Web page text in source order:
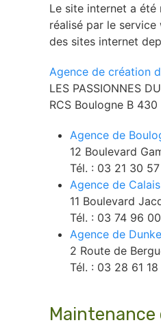
Le site internet a
réalisé par le
des sites internet
Agence de création
LES PASSIONNES
RCS Boulogne B
Agence de
12 Boulevard
Tél. : 03 21 30
Agence de Calais
11 Boulevard
Tél. : 03 74 96
Agence de
2 Route de
Tél. : 03 28 61